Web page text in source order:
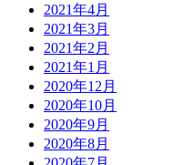
2021年4月
2021年3月
2021年2月
2021年1月
2020年12月
2020年10月
2020年9月
2020年8月